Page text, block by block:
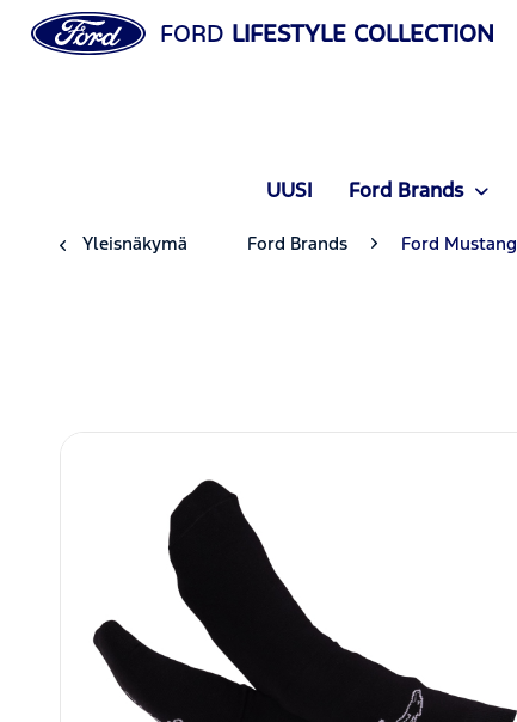
FORD LIFESTYLE COLLECTION
UUSI Ford Brands
Yleisnäkymä Ford Brands Ford Mustang